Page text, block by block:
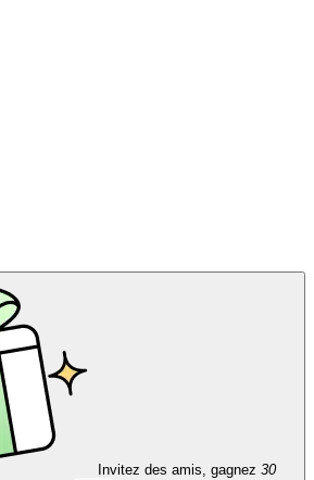
Invitez des amis, gagnez 30